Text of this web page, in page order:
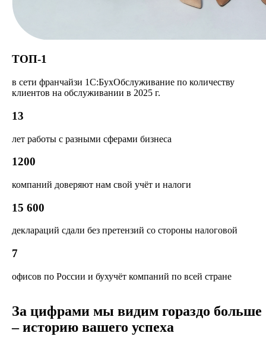
ТОП-1
в сети франчайзи 1С:БухОбслуживание по количеству
клиентов на обслуживании в 2025 г.
13
лет работы с разными сферами бизнеса
1200
компаний доверяют нам свой учёт и налоги
15 600
деклараций сдали без претензий со стороны налоговой
7
офисов по России и бухучёт компаний по всей стране
За цифрами мы видим гораздо больше
– историю вашего успеха